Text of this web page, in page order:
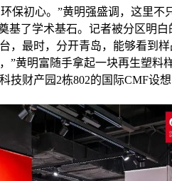
初心。”黄明强盛调，这里不
基了学术基石。记者被分区明白
，最时，分开青岛，能够看到
”黄明富随手拿起一块再生塑料
技财产园2栋802的国际CMF设